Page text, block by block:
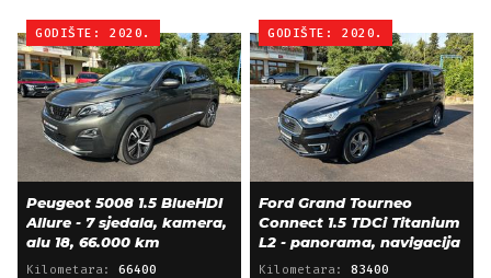
GODIŠTE: 2020.
Peugeot 5008 1.5 BlueHDI
Allure - 7 sjedala, kamera,
alu 18, 66.000 km
Kilometara: 66400
GODIŠTE: 2020.
Ford Grand Tourneo
Connect 1.5 TDCi Titanium
L2 - panorama, navigacija
Kilometara: 83400